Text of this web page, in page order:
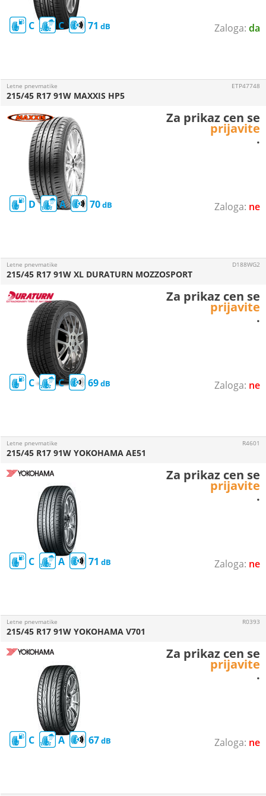
da
C C 71
ne
Letne pnevmatike
D A 70
215/45 R17 91W MAXXIS HP5
ETP47748
Za prikaz cen se
prijavite
.
ne
Letne pnevmatike
C C 69
215/45 R17 91W XL DURATURN MOZZOSPORT
D188WG2
Za prikaz cen se
prijavite
.
ne
Letne pnevmatike
C A 71
215/45 R17 91W YOKOHAMA AE51
R4601
Za prikaz cen se
prijavite
.
ne
Letne pnevmatike
C A 67
215/45 R17 91W YOKOHAMA V701
R0393
Za prikaz cen se
prijavite
.